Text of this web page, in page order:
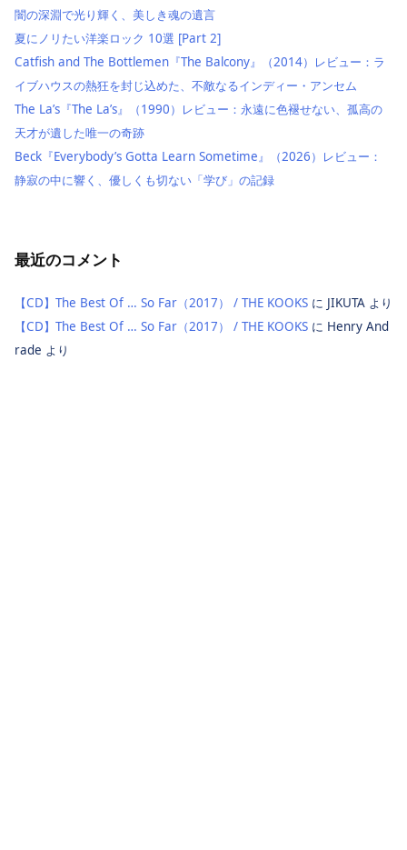
闇の深淵で光り輝く、美しき魂の遺言
夏にノリたい洋楽ロック 10選 [Part 2]
Catfish and The Bottlemen『The Balcony』（2014）レビュー：ラ
イブハウスの熱狂を封じ込めた、不敵なるインディー・アンセム
The La’s『The La’s』（1990）レビュー：永遠に色褪せない、孤高の
天才が遺した唯一の奇跡
Beck『Everybody’s Gotta Learn Sometime』（2026）レビュー：
静寂の中に響く、優しくも切ない「学び」の記録
最近のコメント
【CD】The Best Of … So Far（2017） / THE KOOKS に JIKUTA より
【CD】The Best Of … So Far（2017） / THE KOOKS に Henry And
rade より